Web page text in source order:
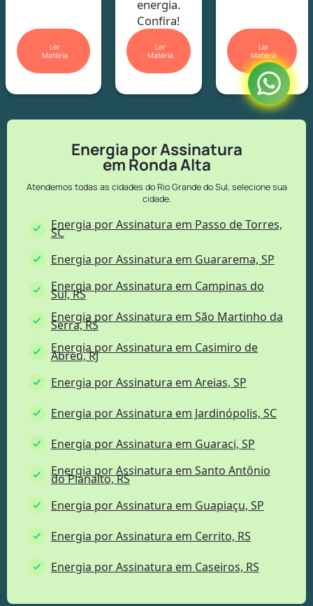
Ler
Matéria
energia.
Confira!
Ler
Matéria
Ler
Matéria
Energia por Assinatura
em Ronda Alta
Atendemos todas as cidades do Rio Grande do Sul, selecione sua
cidade.
Energia por Assinatura em Passo de Torres,
SC
Energia por Assinatura em Guararema, SP
Energia por Assinatura em Campinas do
Sul, RS
Energia por Assinatura em São Martinho da
Serra, RS
Energia por Assinatura em Casimiro de
Abreu, RJ
Energia por Assinatura em Areias, SP
Energia por Assinatura em Jardinópolis, SC
Energia por Assinatura em Guaraci, SP
Energia por Assinatura em Santo Antônio
do Planalto, RS
Energia por Assinatura em Guapiaçu, SP
Energia por Assinatura em Cerrito, RS
Energia por Assinatura em Caseiros, RS